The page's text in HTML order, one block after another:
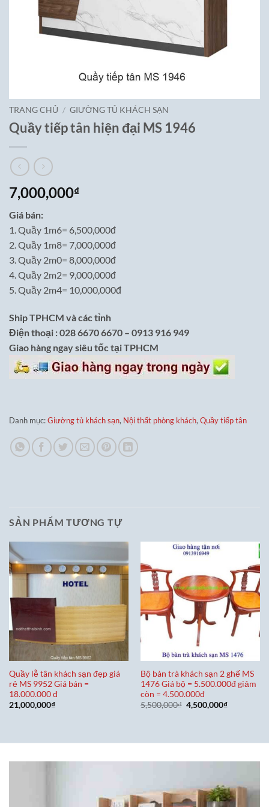
TRANG CHỦ / GIƯỜNG TỦ KHÁCH SẠN
Quầy tiếp tân hiện đại MS 1946
7,000,000₫
Giá bán:
1. Quầy 1m6= 6,500,000đ
2. Quầy 1m8= 7,000,000đ
3. Quầy 2m0= 8,000,000đ
4. Quầy 2m2= 9,000,000đ
5. Quầy 2m4= 10,000,000đ
Ship TPHCM và các tỉnh
Điện thoại : 028 6670 6670 – 0913 916 949
Giao hàng ngay siêu tốc tại TPHCM
Danh mục:Giường tủ khách sạn, Nội thất phòng khách, Quầy tiếp tân
SẢN PHẨM TƯƠNG TỰ
Quầy lễ tân khách sạn đẹp giá
rẻ MS 9952 Giá bán =
18.000.000 đ
21,000,000₫
Bộ bàn trà khách sạn 2 ghế MS
1476 Giá bộ = 5.500.000đ giảm
còn = 4.500.000đ
5,500,000₫ Giá
gốc
4,500,000₫Giá